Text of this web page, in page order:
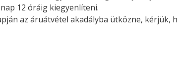
12 óráig kiegyenlíteni.
az áruátvétel akadályba ütközne, kérjük,